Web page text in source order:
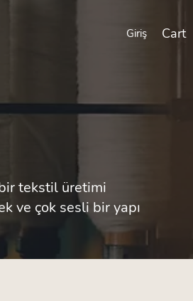
Giriş Cart
tekstil üretimi
ve çok sesli bir yapı